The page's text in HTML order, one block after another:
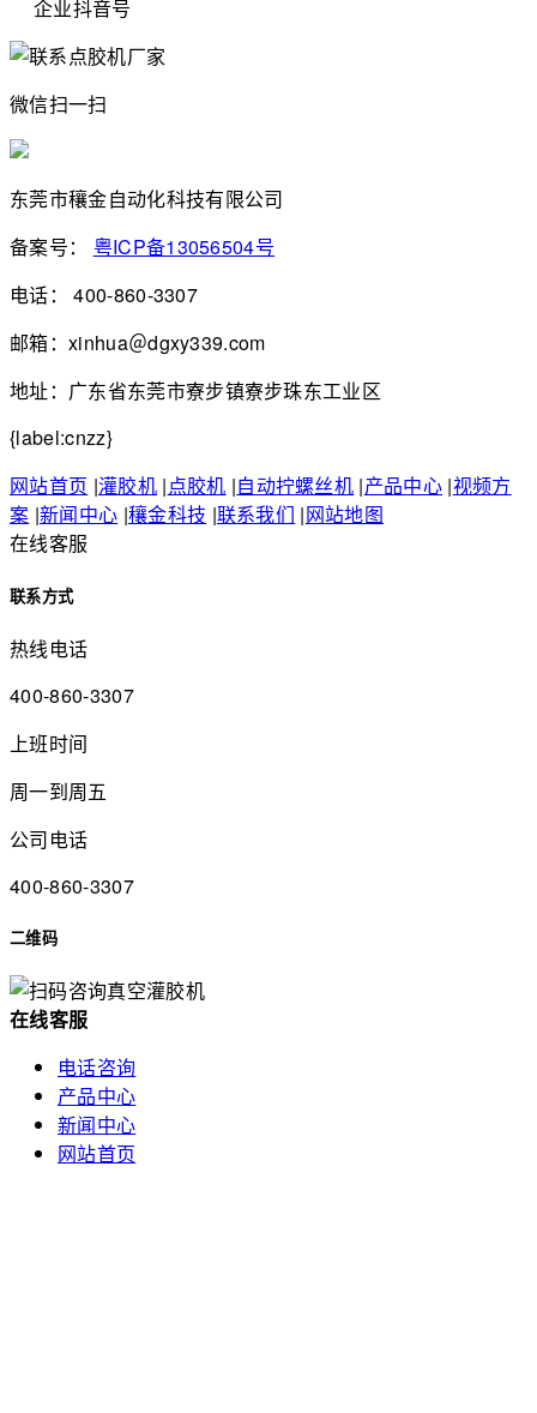
企业抖音号
微信扫一扫
东莞市穰金自动化科技有限公司
备案号： 粤ICP备13056504号
电话： 400-860-3307
邮箱：xinhua＠dgxy339.com
地址：广东省东莞市寮步镇寮步珠东工业区
{label:cnzz}
网站首页 |灌胶机 |点胶机 |自动拧螺丝机 |产品中心 |视频方
案 |新闻中心 |穰金科技 |联系我们 |网站地图
在线客服
联系方式
热线电话
400-860-3307
上班时间
周一到周五
公司电话
400-860-3307
二维码
在线客服
电话咨询
产品中心
新闻中心
网站首页